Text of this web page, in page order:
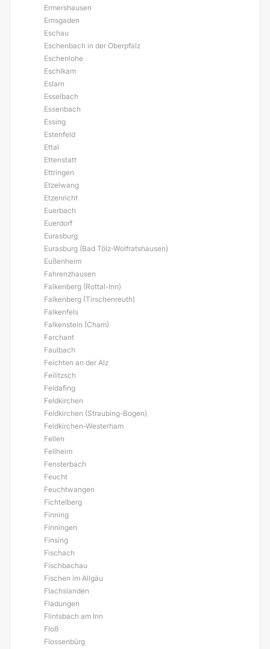
Ermershausen
Ernsgaden
Eschau
Eschenbach in der Oberpfalz
Eschenlohe
Eschlkam
Eslarn
Esselbach
Essenbach
Essing
Estenfeld
Ettal
Ettenstatt
Ettringen
Etzelwang
Etzenricht
Euerbach
Euerdorf
Eurasburg
Eurasburg (Bad Tölz-Wolfratshausen)
Eußenheim
Fahrenzhausen
Falkenberg (Rottal-Inn)
Falkenberg (Tirschenreuth)
Falkenfels
Falkenstein (Cham)
Farchant
Faulbach
Feichten an der Alz
Feilitzsch
Feldafing
Feldkirchen
Feldkirchen (Straubing-Bogen)
Feldkirchen-Westerham
Fellen
Fellheim
Fensterbach
Feucht
Feuchtwangen
Fichtelberg
Finning
Finningen
Finsing
Fischach
Fischbachau
Fischen im Allgäu
Flachslanden
Fladungen
Flintsbach am Inn
Floß
Flossenbürg